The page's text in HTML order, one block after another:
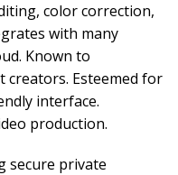
color correction,
with many
Known to
creators. Esteemed for
interface.
production.
secure private